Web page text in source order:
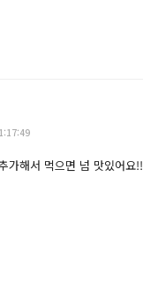
가해서 먹으면 넘 맛있어요!!